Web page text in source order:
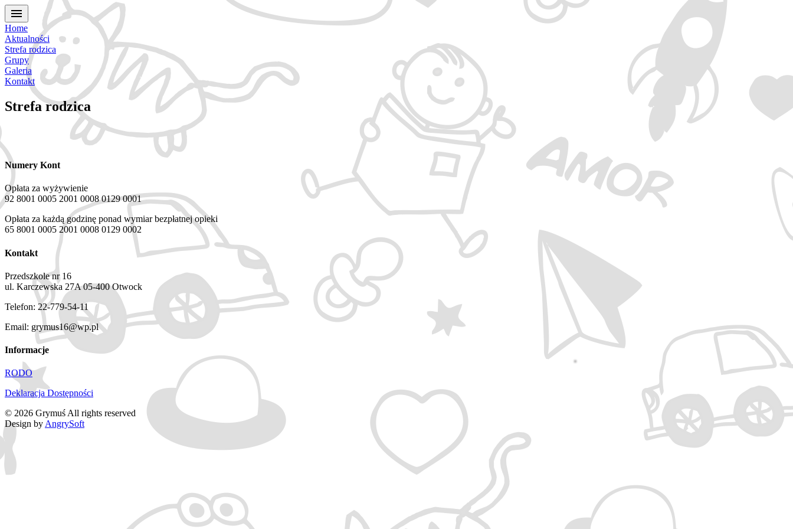
menu
Home
Aktualności
Strefa rodzica
Grupy
Galeria
Kontakt
Strefa rodzica
Numery Kont
Opłata za wyżywienie
92 8001 0005 2001 0008 0129 0001
Opłata za każdą godzinę ponad wymiar bezpłatnej opieki
65 8001 0005 2001 0008 0129 0002
Kontakt
Przedszkole nr 16
ul. Karczewska 27A 05-400 Otwock
Telefon: 22-779-54-11
Email: grymus16@wp.pl
Informacje
RODO
Deklaracja Dostępności
© 2026 Grymuś All rights reserved
Design byAngrySoft